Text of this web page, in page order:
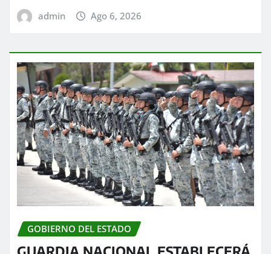
admin Ago 6, 2026
GOBIERNO DEL ESTADO